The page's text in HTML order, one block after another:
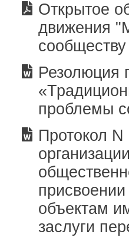
Открытое
движения
сообществу
Резолюция
проблемы
Протокол N
объектам
заслуги